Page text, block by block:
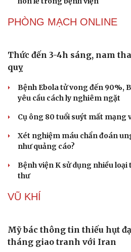
Cặp vợ chồng 9X bỏ phố về
Tây
khiến tôi bế tắc ở tuổi 80
Việt Nam hút 24 triệu view
phát hiện mắc bệnh tình dục
hôn lễ trong bệnh viện
PHÒNG MẠCH ONLINE